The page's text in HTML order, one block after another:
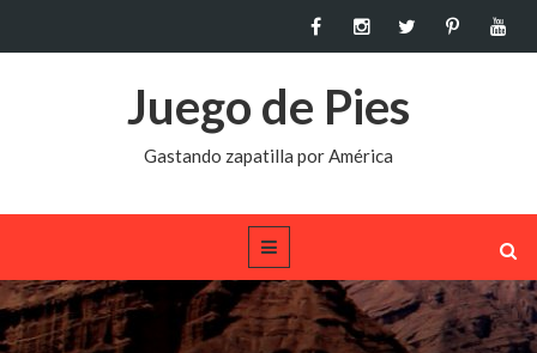
Juego de Pies
Gastando zapatilla por América